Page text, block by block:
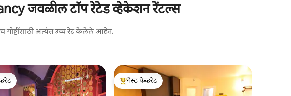
जवळील टॉप रेटेड व्हेकेशन रेंटल्स
अत्यंत उच्च रेट केलेले आहेत.
टॉप गेस्ट फेव्हरेट
गेस्ट फेव्हरेट